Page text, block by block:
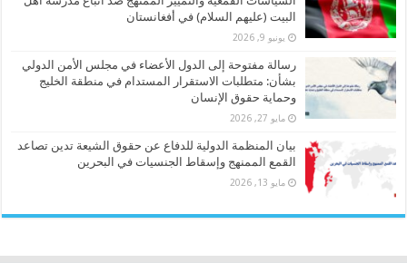
البيت (عليهم السلام) في أفغانستان
يونيو 9, 2026
رسالة مفتوحة إلى الدول الأعضاء في مجلس الأمن الدولي
بشأن: متطلبات الاستقرار المستدام في منطقة الخليج
وحماية حقوق الإنسان
مايو 27, 2026
بيان المنظمة الدولية للدفاع عن حقوق الشيعة تدين تصاعد
القمع الممنهج وإسقاط الجنسيات في البحرين
مايو 13, 2026